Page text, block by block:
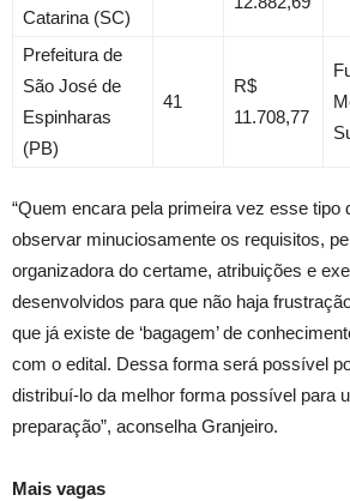
Catarina (SC)
Prefeitura de
São José de
Espinharas
(PB)
41
R$
11.708,77
“Quem encara pela primeira vez esse tipo
observar minuciosamente os requisitos,
organizadora do certame, atribuições e
desenvolvidos para que não haja
que já existe de ‘bagagem’ de
com o edital. Dessa forma será possível
distribuí-lo da melhor forma possível para
preparação”, aconselha Granjeiro.
Mais vagas